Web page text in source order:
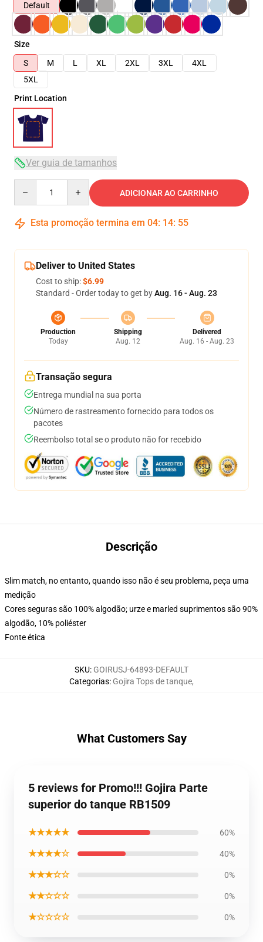
Default
Size
S
M L XL 2XL 3XL
4XL
5XL
Print Location
Ver guia de tamanhos
ADICIONAR AO CARRINHO
Esta promoção termina em 04: 14: 54
Deliver to United States
Cost to ship:$6.99
Standard - Order today to get byAug. 16 - Aug. 23
Production
Today
Shipping
Aug. 12
Delivered
Aug. 16 - Aug. 23
Transação segura
Entrega mundial na sua porta
Número de rastreamento fornecido para todos os
pacotes
Reembolso total se o produto não for recebido
Descrição
Slim match, no entanto, quando isso não é seu problema, peça uma
medição
Cores seguras são 100% algodão; urze e marled suprimentos são 90%
algodão, 10% poliéster
Fonte ética
SKU: GOIRUSJ-64893-DEFAULT
Categorias: Gojira Tops de tanque,
What Customers Say
5 reviews for Promo!!! Gojira Parte
superior do tanque RB1509
★★★★★ 60%
★★★★☆ 40%
★★★☆☆ 0%
★★☆☆☆ 0%
★☆☆☆☆ 0%